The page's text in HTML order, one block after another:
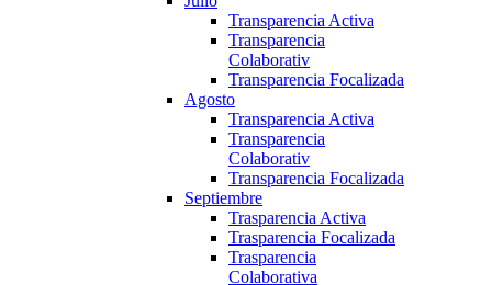
Transparencia Activa
Transparencia
Colaborativ
Transparencia Focalizada
Agosto
Transparencia Activa
Transparencia
Colaborativ
Transparencia Focalizada
Septiembre
Trasparencia Activa
Trasparencia Focalizada
Trasparencia
Colaborativa